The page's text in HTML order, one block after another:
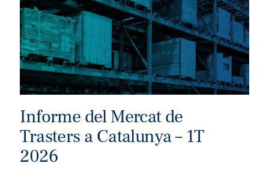
Informe del Mercat de
Trasters a Catalunya – 1T
2026